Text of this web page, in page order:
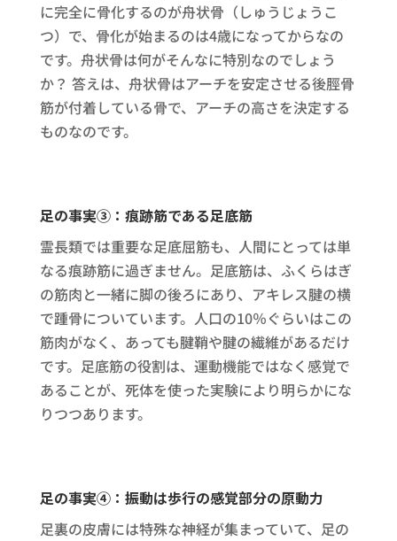
に完全に骨化するのが舟状骨（しゅうじょうこ
つ）で、骨化が始まるのは4歳になってからなの
です。舟状骨は何がそんなに特別なのでしょう
か？ 答えは、舟状骨はアーチを安定させる後脛骨
筋が付着している骨で、アーチの高さを決定する
ものなのです。
足の事実③：痕跡筋である足底筋
霊長類では重要な足底屈筋も、人間にとっては単
なる痕跡筋に過ぎません。足底筋は、ふくらはぎ
の筋肉と一緒に脚の後ろにあり、アキレス腱の横
で踵骨についています。人口の10％ぐらいはこの
筋肉がなく、あっても腱鞘や腱の繊維があるだけ
です。足底筋の役割は、運動機能ではなく感覚で
あることが、死体を使った実験により明らかにな
りつつあります。
足の事実④：振動は歩行の感覚部分の原動力
足裏の皮膚には特殊な神経が集まっていて、足の